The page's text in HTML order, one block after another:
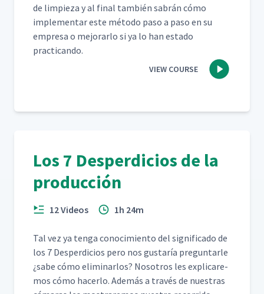
de limpieza y al final tam­bién sabrán cómo
imple­men­tar este méto­do paso a paso en su
empre­sa o mejo­rar­lo si ya lo han esta­do
practicando.
VIEW COURSE
Los 7 Desperdicios de la
producción
12 Videos 1h 24m
Tal vez ya ten­ga conocimien­to del sig­nifi­ca­do de
los 7 Des­perdi­cios pero nos gus­taría pre­gun­tar­le
¿sabe cómo elim­i­nar­los? Nosotros les expli­care­
mos cómo hac­er­lo. Además a través de nues­tras